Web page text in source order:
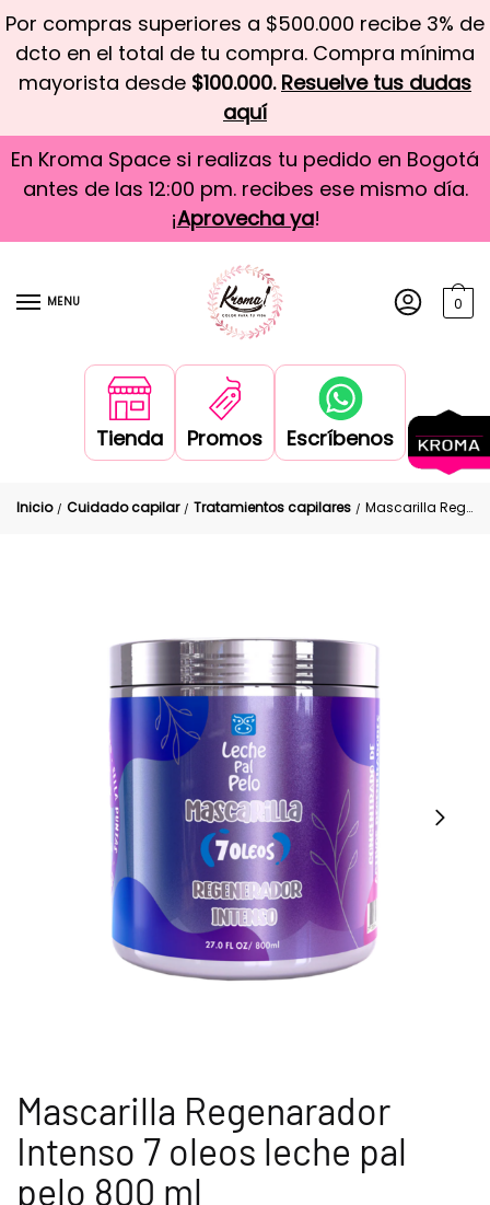
Por compras superiores a $500.000 recibe 3% de
dcto en el total de tu compra. Compra mínima
mayorista desde $100.000. Resuelve tus dudas
aquí
En Kroma Space si realizas tu pedido en Bogotá
antes de las 12:00 pm. recibes ese mismo día.
¡Aprovecha ya!
MENU 0
Tienda Promos Escríbenos
Inicio / Cuidado capilar / Tratamientos capilares / Mascarilla Regenarador Intenso 7 oleos leche pal pelo 800 ml
Mascarilla Regenarador
Intenso 7 oleos leche pal
pelo 800 ml